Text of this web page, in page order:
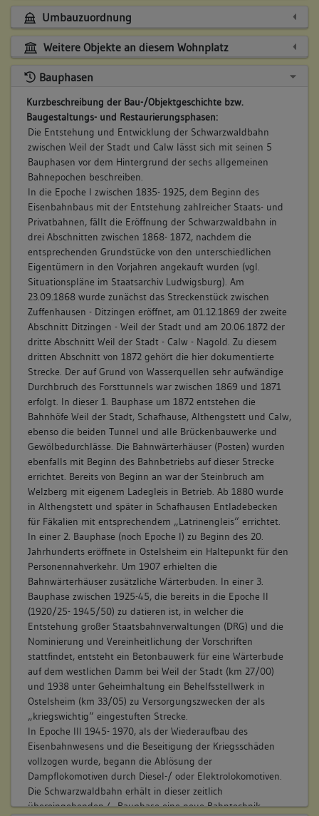
Umbauzuordnung
Weitere Objekte an diesem Wohnplatz
Bauphasen
Kurzbeschreibung der Bau-/Objektgeschichte bzw.
Baugestaltungs- und Restaurierungsphasen:
Die Entstehung und Entwicklung der Schwarzwaldbahn
zwischen Weil der Stadt und Calw lässt sich mit seinen 5
Bauphasen vor dem Hintergrund der sechs allgemeinen
Bahnepochen beschreiben.
In die Epoche I zwischen 1835- 1925, dem Beginn des
Eisenbahnbaus mit der Entstehung zahlreicher Staats- und
Privatbahnen, fällt die Eröffnung der Schwarzwaldbahn in
drei Abschnitten zwischen 1868- 1872, nachdem die
entsprechenden Grundstücke von den unterschiedlichen
Eigentümern in den Vorjahren angekauft wurden (vgl.
Situationspläne im Staatsarchiv Ludwigsburg). Am
23.09.1868 wurde zunächst das Streckenstück zwischen
Zuffenhausen - Ditzingen eröffnet, am 01.12.1869 der zweite
Abschnitt Ditzingen - Weil der Stadt und am 20.06.1872 der
dritte Abschnitt Weil der Stadt - Calw - Nagold. Zu diesem
dritten Abschnitt von 1872 gehört die hier dokumentierte
Strecke. Der auf Grund von Wasserquellen sehr aufwändige
Durchbruch des Forsttunnels war zwischen 1869 und 1871
erfolgt. In dieser 1. Bauphase um 1872 entstehen die
Bahnhöfe Weil der Stadt, Schafhause, Althengstett und Calw,
ebenso die beiden Tunnel und alle Brückenbauwerke und
Gewölbedurchlässe. Die Bahnwärterhäuser (Posten) wurden
ebenfalls mit Beginn des Bahnbetriebs auf dieser Strecke
errichtet. Bereits von Beginn an war der Steinbruch am
Welzberg mit eigenem Ladegleis in Betrieb. Ab 1880 wurde
in Althengstett und später in Schafhausen Entladebecken
für Fäkalien mit entsprechendem „Latrinengleis“ errichtet.
In einer 2. Bauphase (noch Epoche I) zu Beginn des 20.
Jahrhunderts eröffnete in Ostelsheim ein Haltepunkt für den
Personennahverkehr. Um 1907 erhielten die
Bahnwärterhäuser zusätzliche Wärterbuden. In einer 3.
Bauphase zwischen 1925-45, die bereits in die Epoche II
(1920/25- 1945/50) zu datieren ist, in welcher die
Entstehung großer Staatsbahnverwaltungen (DRG) und die
Nominierung und Vereinheitlichung der Vorschriften
stattfindet, entsteht ein Betonbauwerk für eine Wärterbude
auf dem westlichen Damm bei Weil der Stadt (km 27/00)
und 1938 unter Geheimhaltung ein Behelfsstellwerk in
Ostelsheim (km 33/05) zu Versorgungszwecken der als
„kriegswichtig“ eingestuften Strecke.
In Epoche III 1945- 1970, als der Wiederaufbau des
Eisenbahnwesens und die Beseitigung der Kriegsschäden
vollzogen wurde, begann die Ablösung der
Dampflokomotiven durch Diesel-/ oder Elektrolokomotiven.
Die Schwarzwaldbahn erhält in dieser zeitlich
übereingehenden 4. Bauphase eine neue Bahntechnik,